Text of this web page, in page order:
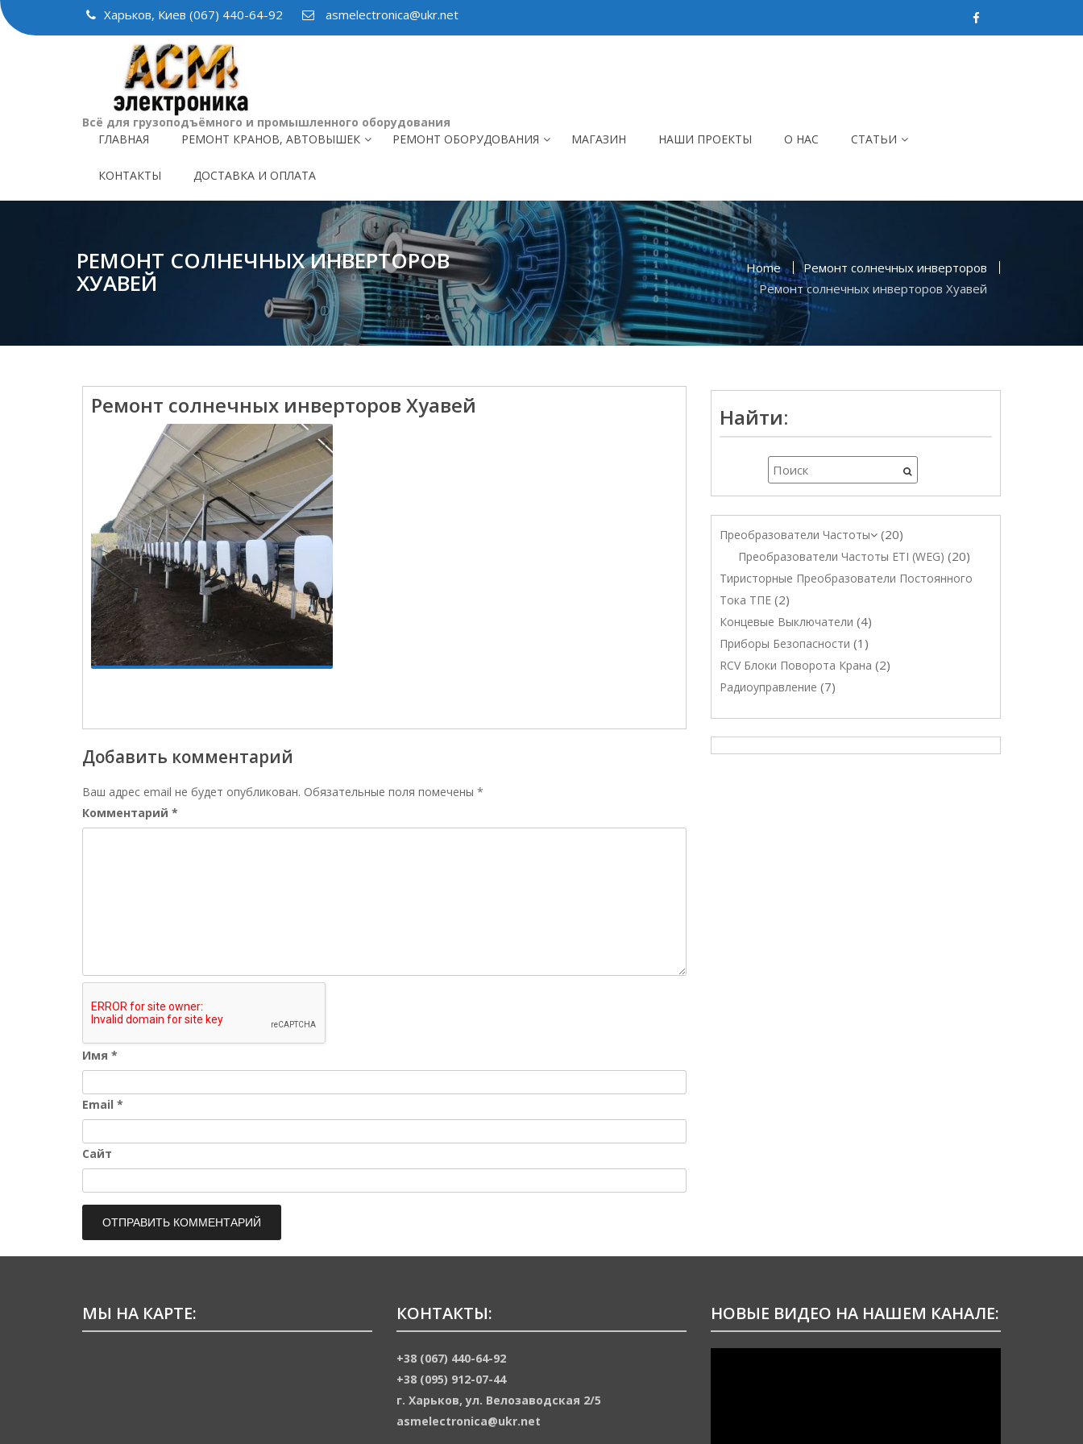
Skip
to
Харьков, Киев (067) 440-64-92 asmelectronica@ukr.net
Всё для грузоподъёмного и промышленного оборудования
ГЛАВНАЯ
РЕМОНТ КРАНОВ, АВТОВЫШЕК РЕМОНТ ОБОРУДОВАНИЯ МАГАЗИН НАШИ ПРОЕКТЫ О НАС СТАТЬИ
КОНТАКТЫ ДОСТАВКА И ОПЛАТА
РЕМОНТ СОЛНЕЧНЫХ ИНВЕРТОРОВ
ХУАВЕЙ
Home
Ремонт солнечных инверторов
Ремонт солнечных инверторов Хуавей
Ремонт солнечных инверторов Хуавей
Добавить комментарий
Ваш адрес email не будет опубликован. Обязательные поля помечены *
Комментарий *
Имя *
Email *
Сайт
Найти:
Преобразователи Частоты 20
Преобразователи Частоты ETI (WEG) 20
Тиристорные Преобразователи Постоянного
Тока ТПЕ 2
Концевые Выключатели 4
Приборы Безопасности 1
RCV Блоки Поворота Крана 2
Радиоуправление 7
МЫ НА КАРТЕ: КОНТАКТЫ:
+38 (067) 440-64-92
+38 (095) 912-07-44
г. Харьков, ул. Велозаводская 2/5
asmelectronica@ukr.net
НОВЫЕ ВИДЕО НА НАШЕМ КАНАЛЕ: